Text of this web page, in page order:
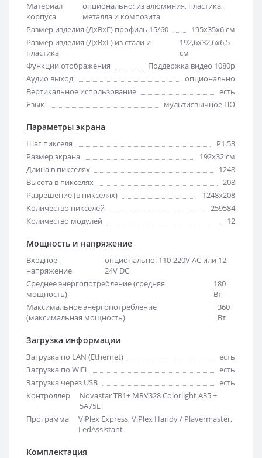
Материал
корпуса
опционально: из алюминия, пластика,
металла и композита
Размер изделия (ДхВхГ) профиль 15/60
195х35х6 см
Размер изделия (ДхВхГ) из стали и
пластика
192,6х32,6х6,5
см
Функции отображения
Поддержка видео 1080p
Аудио выход
опционально
Вертикальное использование
есть
Язык
мультиязычное ПО
Параметры экрана
Шаг пикселя
Р1.53
Размер экрана
192х32 см
Длина в пикселях
1248
Высота в пикселях
208
Разрешение (в пикселях)
1248x208
Количество пикселей
259584
Количество модулей
12
Мощность и напряжение
Входное
напряжение
опционально: 110-220V AC или 12-
24V DC
Среднее энергопотребление (средняя
мощность)
180
Вт
Максимальное энергопотребление
(максимальная мощность)
360
Вт
Загрузка информации
Загрузка по LAN (Ethernet)
есть
Загрузка по WiFi
есть
Загрузка через USB
есть
Контроллер
Novastar TB1+ MRV328 Colorlight A35 +
5A75E
Программа
ViPlex Express, ViPlex Handy / Playermaster,
LedAssistant
Комплектация